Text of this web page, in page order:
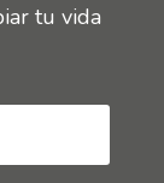
tu vida